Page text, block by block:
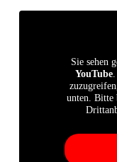
Sie sehen
YouTube.
unten. Bitte